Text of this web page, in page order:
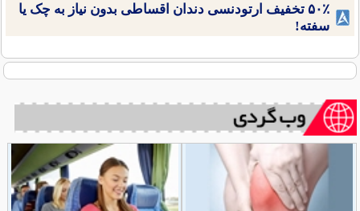
۵۰٪ تخفیف ارتودنسی دندان اقساطی بدون نیاز به چک یا
سفته!